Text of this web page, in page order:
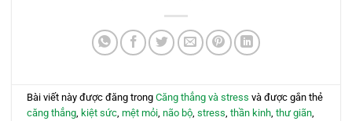
Bài viết này được đăng trongCăng thẳng và stress và được gắn thẻ
căng thẳng, kiệt sức,mệt mỏi,não bộ,stress,thần kinh,thư giãn,